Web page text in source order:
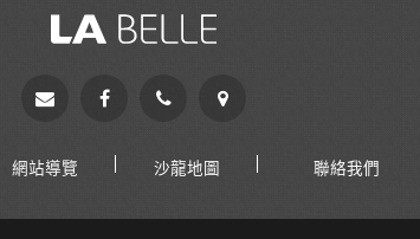
網站導覽 沙龍地圖 聯絡我們